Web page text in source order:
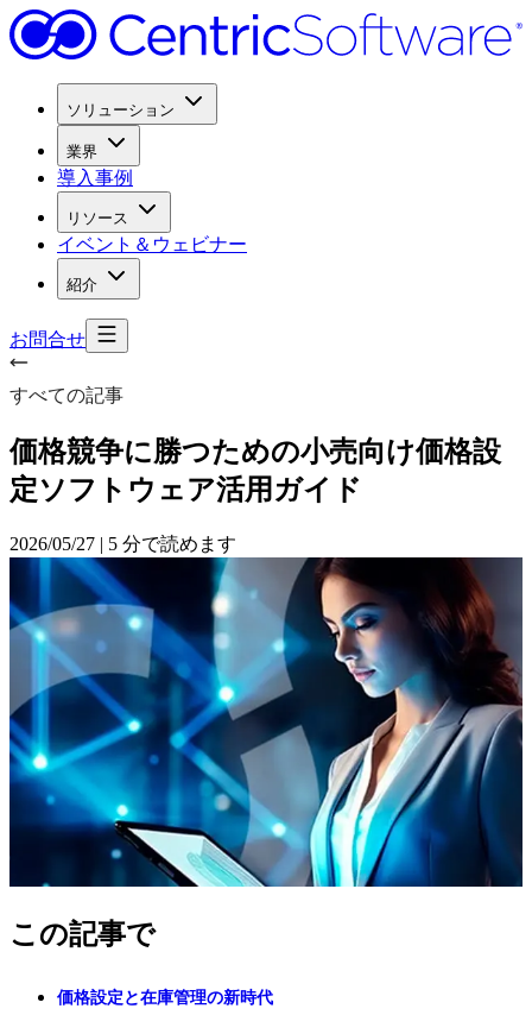
ソリューション
業界
導入事例
リソース
イベント＆ウェビナー
紹介
お問合せ
すべての記事
価格競争に勝つための小売向け価格設
定ソフトウェア活用ガイド
2026/05/27 | 5 分で読めます
この記事で
価格設定と在庫管理の新時代